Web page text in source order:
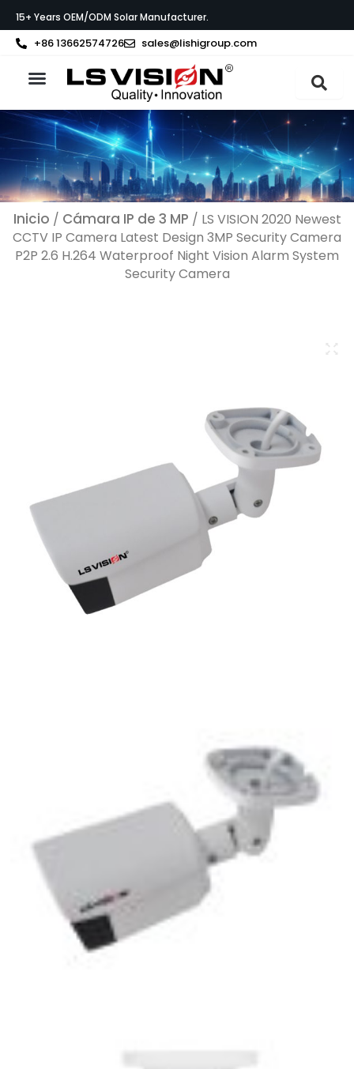
al
contenido
15+ Years OEM/ODM Solar Manufacturer.
+86 13662574726 sales@lishigroup.com
Inicio / Cámara IP de 3 MP / LS VISION 2020 Newest
CCTV IP Camera Latest Design 3MP Security Camera
P2P 2.6 H.264 Waterproof Night Vision Alarm System
Security Camera